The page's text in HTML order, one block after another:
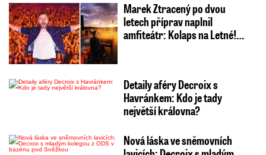
Marek Ztracený po dvou
letech příprav naplnil
amfiteátr: Kolaps na Letné!…
Detaily aféry Decroix s
Havránkem: Kdo je tady
největší královna?
Nová láska ve sněmovních